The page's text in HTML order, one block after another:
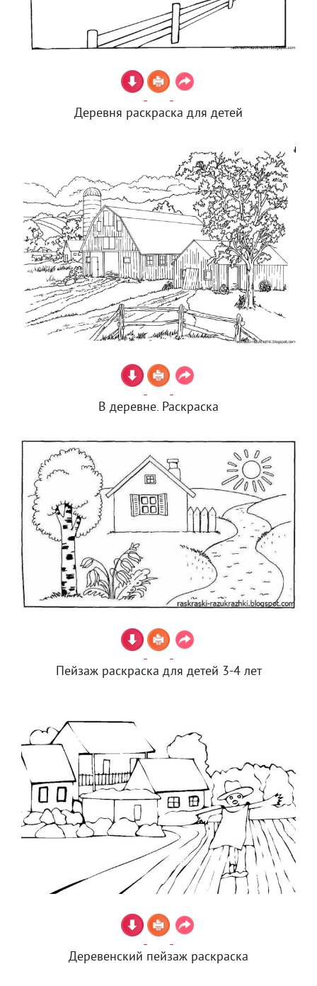
Деревня раскраска для детей
В деревне. Раскраска
Пейзаж раскраска для детей 3-4 лет
Деревенский пейзаж раскраска